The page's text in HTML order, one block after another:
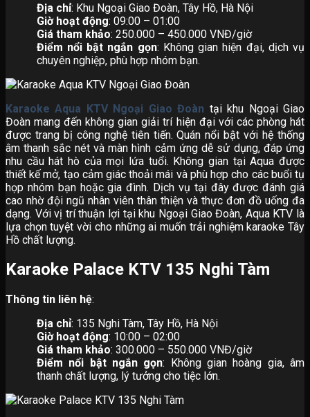
Địa chỉ: Khu Ngoại Giao Đoàn, Tây Hồ, Hà Nội
Giờ hoạt động: 09:00 – 01:00
Giá tham khảo: 250.000 – 450.000 VNĐ/giờ
Điểm nổi bật ngắn gọn: Không gian hiện đại, dịch vụ
chuyên nghiệp, phù hợp nhóm bạn.
Karaoke Aqua KTV Ngoại Giao Đoàn tại khu Ngoại Giao
Đoàn mang đến không gian giải trí hiện đại với các phòng hát
được trang bị công nghệ tiên tiến. Quán nổi bật với hệ thống
âm thanh sắc nét và màn hình cảm ứng dễ sử dụng, đáp ứng
nhu cầu hát hò của mọi lứa tuổi. Không gian tại Aqua được
thiết kế mở, tạo cảm giác thoải mái và phù hợp cho các buổi tụ
họp nhóm bạn hoặc gia đình. Dịch vụ tại đây được đánh giá
cao nhờ đội ngũ nhân viên thân thiện và thực đơn đồ uống đa
dạng. Với vị trí thuận lợi tại khu Ngoại Giao Đoàn, Aqua KTV là
lựa chọn tuyệt vời cho những ai muốn trải nghiệm karaoke Tây
Hồ chất lượng.
Karaoke Palace KTV 135 Nghi Tàm
Thông tin liên hệ:
Địa chỉ: 135 Nghi Tàm, Tây Hồ, Hà Nội
Giờ hoạt động: 10:00 – 02:00
Giá tham khảo: 300.000 – 550.000 VNĐ/giờ
Điểm nổi bật ngắn gọn: Không gian hoàng gia, âm
thanh chất lượng, lý tưởng cho tiệc lớn.